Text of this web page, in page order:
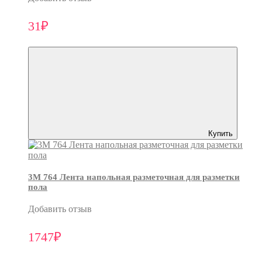
31₽
Купить
3M 764 Лента напольная разметочная для разметки
пола
Добавить отзыв
1747₽